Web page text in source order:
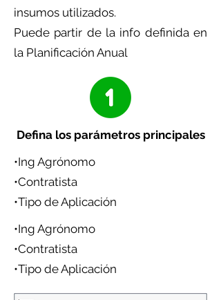
insumos utilizados.
Puede partir de la info definida en
la Planificación Anual
Defina los parámetros principales
•Ing Agrónomo
•Contratista
•Tipo de Aplicación
•Ing Agrónomo
•Contratista
•Tipo de Aplicación